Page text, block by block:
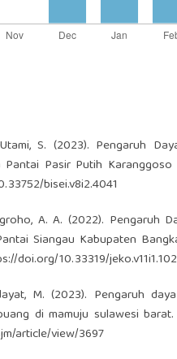
S. (2023). Pengaruh
Pasir Putih
bisei.v8i2.4041
A. A. (2022). Pengaruh
Siangau Kabupaten
doi.org/10.33319/jeko.v11i1.102
M. (2023). Pengaruh
di mamuju sulawesi
article/view/3697